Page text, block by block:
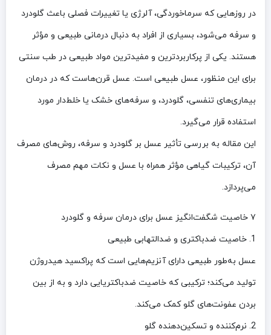
در روزهایی که سرماخوردگی، آلرژی یا تغییرات فصلی باعث گلودرد
و سرفه می‌شود، بسیاری از افراد به دنبال درمانی طبیعی و مؤثر
هستند. یکی از پرکاربردترین و مفیدترین مواد طبیعی در طب سنتی
برای این منظور، عسل طبیعی است. عسل قرن‌هاست که در درمان
بیماری‌های تنفسی، گلودرد، و سرفه‌های خشک یا خلط‌دار مورد
استفاده قرار می‌گیرد.
این مقاله به بررسی تأثیر عسل بر گلودرد و سرفه، روش‌های مصرف
آن، ترکیبات گیاهی مؤثر همراه با عسل و نکات مهم مصرف
می‌پردازد.
۷ خاصیت شگفت‌انگیز عسل برای درمان سرفه و گلودرد
1. خاصیت ضدباکتری و ضدالتهابی طبیعی
عسل به‌طور طبیعی دارای آنزیم‌هایی است که پراکسید هیدروژن
تولید می‌کند؛ ترکیبی که خاصیت ضدباکتریایی دارد و به از بین
بردن عفونت‌های گلو کمک می‌کند.
2. نرم‌کننده و تسکین‌دهنده گلو